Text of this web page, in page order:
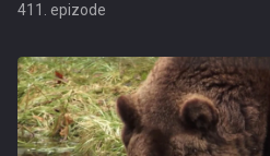
411. epizode